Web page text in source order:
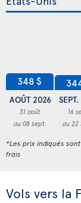
348 $
AOÛT 2026
31 août
au 08 sept.
16
au 22
*Les prix indiqués
frais
Vols vers la